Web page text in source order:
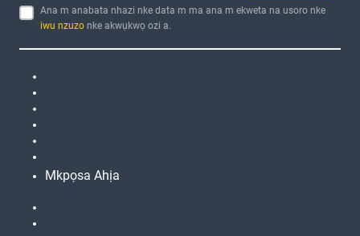
Ana m anabata nhazi nke data m ma ana m ekweta na usoro nke
iwu nzuzo nke akwụkwọ ozi a.
Mkpọsa Ahịa